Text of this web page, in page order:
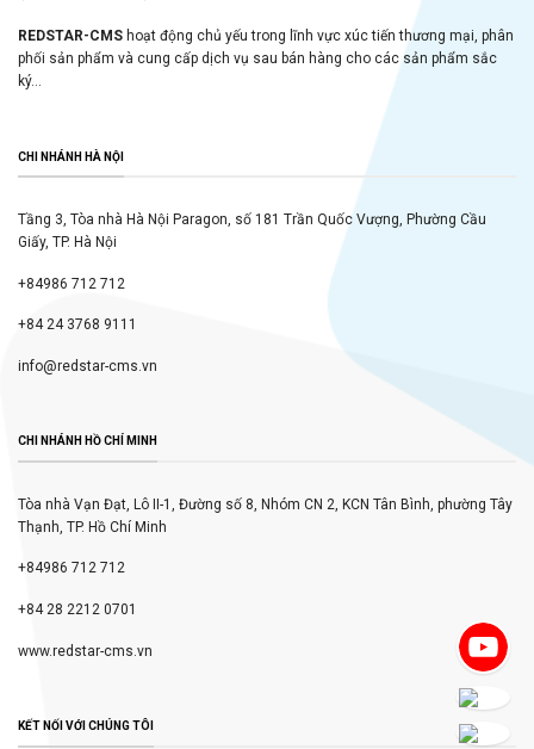
REDSTAR-CMS hoạt động chủ yếu trong lĩnh vực xúc tiến thương mại, phân
phối sản phẩm và cung cấp dịch vụ sau bán hàng cho các sản phẩm sắc
ký...
CHI NHÁNH HÀ NỘI
Tầng 3, Tòa nhà Hà Nội Paragon, số 181 Trần Quốc Vượng, Phường Cầu
Giấy, TP. Hà Nội
+84986 712 712
+84 24 3768 9111
info@redstar-cms.vn
CHI NHÁNH HỒ CHÍ MINH
Tòa nhà Vạn Đạt, Lô II-1, Đường số 8, Nhóm CN 2, KCN Tân Bình, phường Tây
Thạnh, TP. Hồ Chí Minh
+84986 712 712
+84 28 2212 0701
www.redstar-cms.vn
KẾT NỐI VỚI CHÚNG TÔI